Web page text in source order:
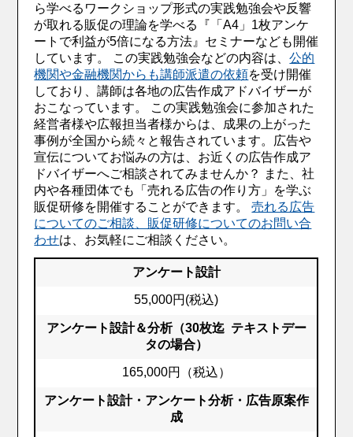
ら学べるワークショップ形式の実践勉強会や反響
が取れる販促の理論を学べる『「A4」1枚アンケ
ートで利益が5倍になる方法』セミナーなども開催
しています。 この実践勉強会などの内容は、公的
機関や金融機関からも講師派遣の依頼を受け開催
しており、講師は各地の広告作成アドバイザーが
おこなっています。 この実践勉強会に参加された
経営者様や広報担当者様からは、成果の上がった
事例が全国から続々と報告されています。広告や
宣伝についてお悩みの方は、お近くの広告作成ア
ドバイザーへご相談されてみませんか？ また、社
内や各種団体でも「売れる広告の作り方」を学ぶ
販促研修を開催することができます。売れる広告
についてのご相談、販促研修についてのお問い合
わせは、お気軽にご相談ください。
アンケート設計
55,000円(税込)
アンケート設計＆分析（30枚迄 テキストデー
タの場合）
165,000円（税込）
アンケート設計・アンケート分析・広告原案作
成